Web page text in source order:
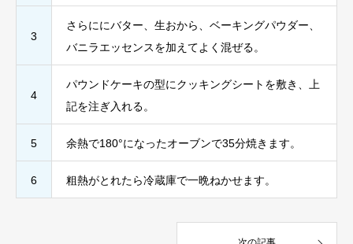
3
さらににバター、生おから、ベーキングパウダー、
バニラエッセンスを加えてよく混ぜる。
4
パウンドケーキの型にクッキングシートを敷き、上
記を注ぎ入れる。
5 余熱で180°になったオーブンで35分焼きます。
6 粗熱がとれたら冷蔵庫で一晩ねかせます。